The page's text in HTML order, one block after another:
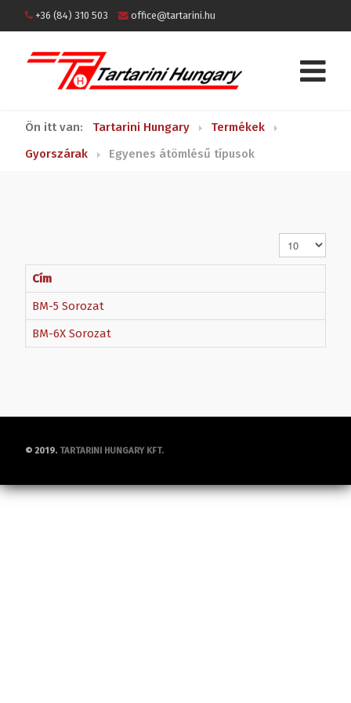
+36 (84) 310 503 office@tartarini.hu
Ön itt van: Tartarini Hungary
Termékek
Gyorszárak
Egyenes átömlésű típusok
Tételek #
Cím
BM-5 Sorozat
BM-6X Sorozat
© 2019. TARTARINI HUNGARY KFT.